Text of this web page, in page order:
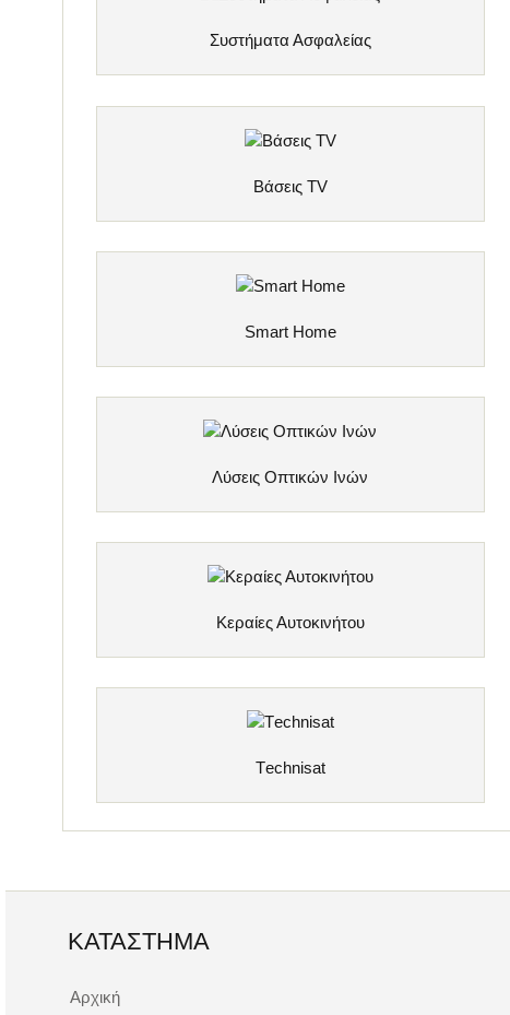
Συστήματα Ασφαλείας
Bάσεις TV
Smart Home
Λύσεις Οπτικών Ινών
Κεραίες Αυτοκινήτου
Τechnisat
ΚΑΤΆΣΤΗΜΑ
Αρχική